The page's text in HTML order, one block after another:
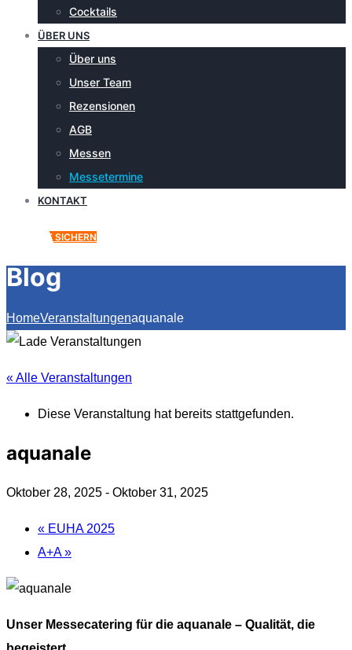
Cocktails
ÜBER UNS
Über uns
Unser Team
Rezensionen
AGB
Messen
Messetermine
KONTAKT
ANGEBOT SICHERN
Blog
HomeVeranstaltungenaquanale
« Alle Veranstaltungen
Diese Veranstaltung hat bereits stattgefunden.
aquanale
Oktober 28, 2025 - Oktober 31, 2025
« EUHA 2025
A+A»
Unser Messecatering für die aquanale – Qualität, die